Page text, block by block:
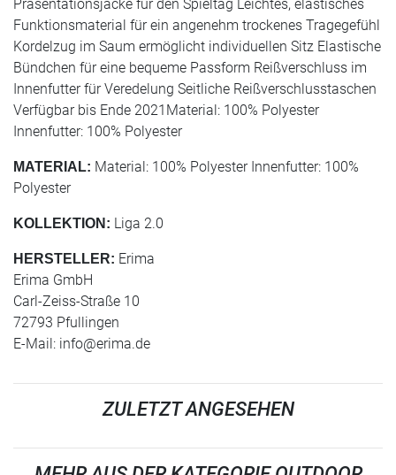
Präsentationsjacke für den Spieltag Leichtes, elastisches
Funktionsmaterial für ein angenehm trockenes Tragegefühl
Kordelzug im Saum ermöglicht individuellen Sitz Elastische
Bündchen für eine bequeme Passform Reißverschluss im
Innenfutter für Veredelung Seitliche Reißverschlusstaschen
Verfügbar bis Ende 2021Material: 100% Polyester
Innenfutter: 100% Polyester
MATERIAL: Material: 100% Polyester Innenfutter: 100%
Polyester
KOLLEKTION: Liga 2.0
HERSTELLER: Erima
Erima GmbH
Carl-Zeiss-Straße 10
72793 Pfullingen
E-Mail: info@erima.de
ZULETZT ANGESEHEN